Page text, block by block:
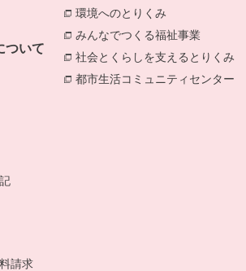
ついて
ウィンドウで開きます。
請求
環境へのとりくみ 別のウィンド
みんなでつくる福祉事業 別のウ
社会とくらしを支えるとりくみ
都市生活コミュニティセンター